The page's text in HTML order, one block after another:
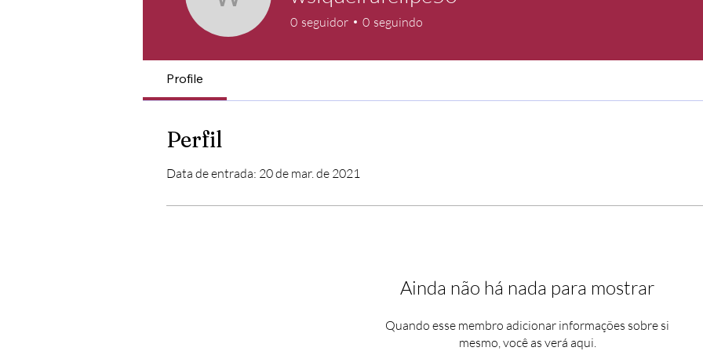
wsiqueirafelipe50
0 seguidor 0 seguindo
Profile
Perfil
Data de entrada: 20 de mar. de 2021
Ainda não há nada para mostrar
Quando esse membro adicionar informações sobre si
mesmo, você as verá aqui.